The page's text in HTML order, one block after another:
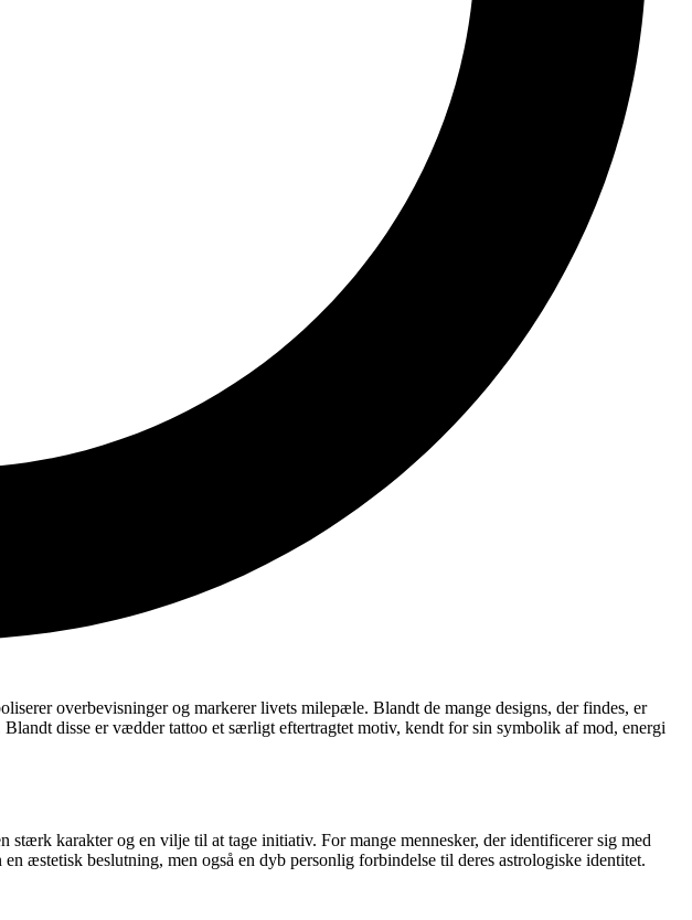
overbevisninger og markerer livets milepæle. Blandt de mange designs, der findes, er
disse er vædder tattoo et særligt eftertragtet motiv, kendt for sin symbolik af mod, energi
karakter og en vilje til at tage initiativ. For mange mennesker, der identificerer sig med
æstetisk beslutning, men også en dyb personlig forbindelse til deres astrologiske identitet.